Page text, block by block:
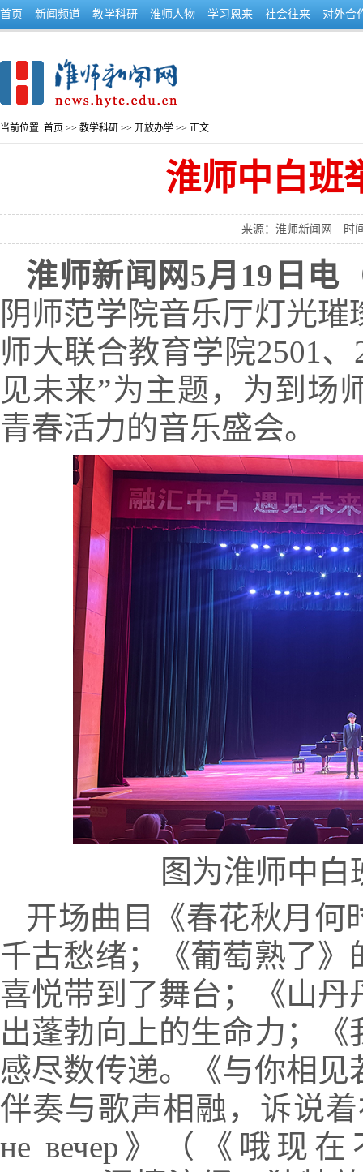
首页 新闻频道 教学科研 淮师人物 学习恩来 社会往来 对外合
当前位置: 首页 >> 教学科研 >> 开放办学 >> 正文
淮师中白班
来源：淮师新闻网 时
淮师新闻网5月19日电
阴师范学院音乐厅灯光
师大联合教育学院2501
见未来”为主题，为到场
青春活力的音乐盛会。
图为淮师中
开场曲目《春花秋月何
千古愁绪；《葡萄熟了
喜悦带到了舞台；《山
出蓬勃向上的生命力；
感尽数传递。《与你相
伴奏与歌声相融，诉说
не вечер》（《哦现